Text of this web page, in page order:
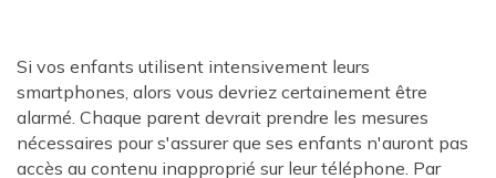
Si vos enfants utilisent intensivement leurs
smartphones, alors vous devriez certainement être
alarmé. Chaque parent devrait prendre les mesures
nécessaires pour s'assurer que ses enfants n'auront pas
accès au contenu inapproprié sur leur téléphone. Par